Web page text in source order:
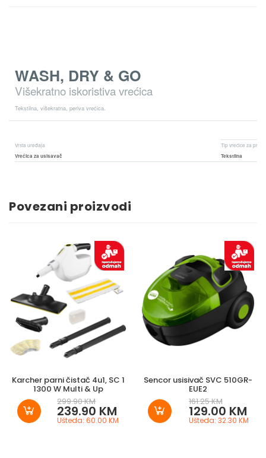
WASH, DRY & GO
Višekratno iskoristiva vrećica
Tekstilna, višekratna, periva vrećica.
Vrsta uređaja
Vrećica za usisavač
Tip vrećice za
Tekstilna
Povezani proizvodi
Karcher parni čistač 4u1, SC 1
1300 W Multi & Up
299.90 KM
239.90 KM
Ušteda: 60.00 KM
Sencor usisivač SVC 510GR-
EUE2
161.25 KM
129.00 KM
Ušteda: 32.30 KM